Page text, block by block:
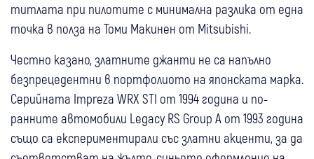
титлата при пилотите с минимална разлика от една
точка в полза на Томи Макинен от Mitsubishi.
Честно казано, златните джанти не са напълно
безпрецедентни в портфолиото на японската марка.
Серийната Impreza WRX STI от 1994 година и по-
ранните автомобили Legacy RS Group A от 1993 година
също са експериментирали със златни акценти, за да